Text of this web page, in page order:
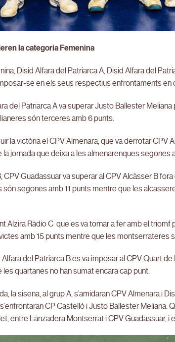
la categoria Femenina
Disid Alfara del Patriarca A, Disid Alfara del
se en els seus respectius enfrontaments en
del Patriarca A va superar Justo Ballester
són terceres amb 6 punts.
la victòria el CPV Almenara, que va derrotar CPV
jornada que deixa a les almenarenques segones
CPV Guadassuar va superar al CPV Alcàsser B
segones amb 11 punts mentre que les
Alzira Ràdio C que es va tornar a fer amb el
amb 15 punts mentre que les montserrateres
del Patriarca B es va imposar al CPV Quart
quartanes no han sumat encara cap punt.
la sisena, al grup A, s’amidaran CPV Almenara i
CP Castelló i Justo Ballester Meliana.
entre Lanzadera Montserrat i CPV Guadassuar, i